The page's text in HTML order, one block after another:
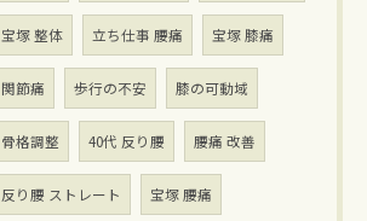
宝塚 整体 立ち仕事 腰痛 宝塚 膝痛
関節痛 歩行の不安 膝の可動域
骨格調整 40代 反り腰 腰痛 改善
反り腰 ストレート 宝塚 腰痛